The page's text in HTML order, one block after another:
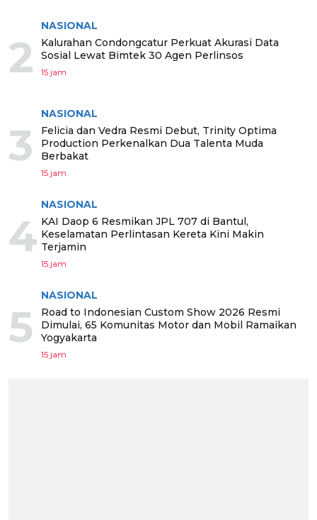
2
NASIONAL
Kalurahan Condongcatur Perkuat Akurasi Data
Sosial Lewat Bimtek 30 Agen Perlinsos
15 jam
3
NASIONAL
Felicia dan Vedra Resmi Debut, Trinity Optima
Production Perkenalkan Dua Talenta Muda
Berbakat
15 jam
4
NASIONAL
KAI Daop 6 Resmikan JPL 707 di Bantul,
Keselamatan Perlintasan Kereta Kini Makin
Terjamin
15 jam
5
NASIONAL
Road to Indonesian Custom Show 2026 Resmi
Dimulai, 65 Komunitas Motor dan Mobil Ramaikan
Yogyakarta
15 jam